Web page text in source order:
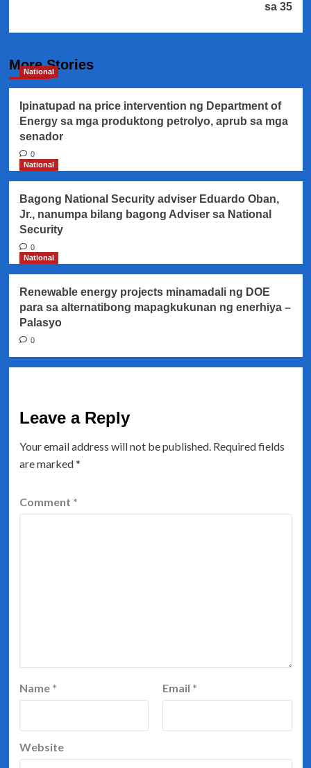
sa 35
More Stories
National
Ipinatupad na price intervention ng Department of
Energy sa mga produktong petrolyo, aprub sa mga
senador
0
National
Bagong National Security adviser Eduardo Oban,
Jr., nanumpa bilang bagong Adviser sa National
Security
0
National
Renewable energy projects minamadali ng DOE
para sa alternatibong mapagkukunan ng enerhiya –
Palasyo
0
Leave a Reply
Your email address will not be published. Required fields
are marked*
Comment *
Name * Email *
Website